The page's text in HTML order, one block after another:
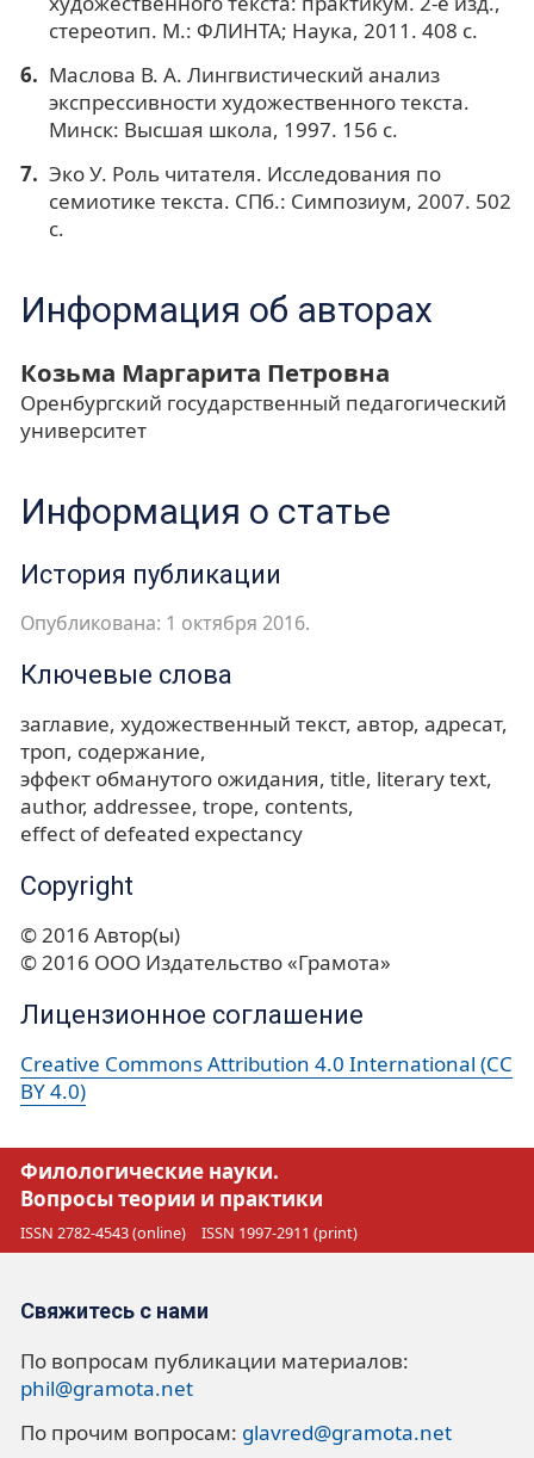
стереотип. М.: ФЛИНТА; Наука, 2011. 408 с.
Маслова В. А. Лингвистический анализ
экспрессивности художественного текста.
Минск: Высшая школа, 1997. 156 с.
Эко У. Роль читателя. Исследования по
семиотике текста. СПб.: Симпозиум, 2007. 502
с.
Информация об авторах
Козьма Маргарита Петровна
Оренбургский государственный педагогический
университет
Информация о статье
История публикации
Опубликована: 1 октября 2016.
Ключевые слова
заглавие художественный текст автор адресат
троп содержание
эффект обманутого ожидания title literary text
author addressee trope contents
effect of defeated expectancy
Copyright
© 2016 Автор(ы)
© 2016 ООО Издательство «Грамота»
Лицензионное соглашение
Creative Commons Attribution 4.0 International (CC
BY 4.0)
Филологические науки.
Вопросы теории и практики
ISSN 2782-4543 (online) ISSN 1997-2911 (print)
Свяжитесь с нами
По вопросам публикации материалов:
phil@gramota.net
По прочим вопросам: glavred@gramota.net